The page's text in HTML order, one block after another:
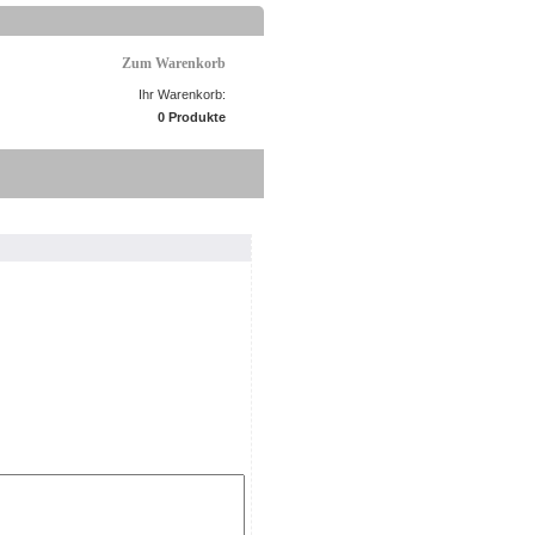
Zum Warenkorb
Ihr Warenkorb:
0 Produkte